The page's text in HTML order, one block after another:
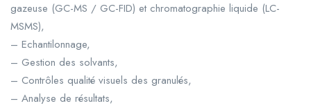
gazeuse (GC-MS / GC-FID) et chromatographie liquide (LC-
MSMS),
– Echantilonnage,
– Gestion des solvants,
– Contrôles qualité visuels des granulés,
– Analyse de résultats,